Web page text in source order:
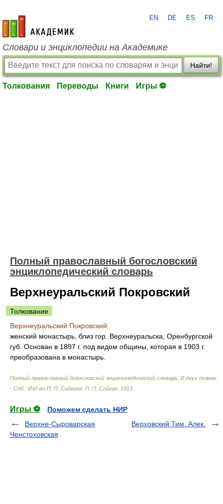
academic.ru
EN DE ES FR
Словари и энциклопедии на Академике
Найти!
Толкования Переводы Книги Игры ⚽
Полный православный богословский
энциклопедический словарь
Верхнеуральский Покровский
Толкование
Верхнеуральский Покровский
женский монастырь, близ гор. Верхнеуральска, Оренбургской
губ. Основан в 1897 г. под видом общины, которая в 1903 г.
преобразована в монастырь.
Полный православный богословский энциклопедический словарь. В двух томах.
- Спб.: Изд-во П. П. Сойкина П. П. Сойкин 1913
Игры ⚽
Поможем сделать НИР
Верхне-Сыроварская
Ченстоховская
Верховский Тим. Алек.